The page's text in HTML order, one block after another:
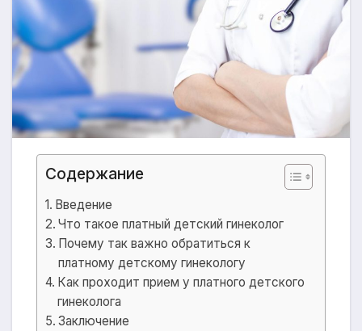
Содержание
Введение
Что такое платный детский гинеколог
Почему так важно обратиться к
платному детскому гинекологу
Как проходит прием у платного детского
гинеколога
Заключение